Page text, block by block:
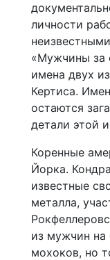
личности
«Мужчины за
имена двух
Кертиса.
остаются
детали этой
Коренные
Йорка.
известные
металла,
из мужчин
мохоков, но